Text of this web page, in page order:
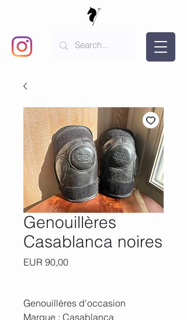
Genouillères
Casablanca noires
EUR 90,00Precio
Genouillères d'occasion
Marque : Casablanca